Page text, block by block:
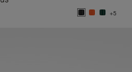
+5